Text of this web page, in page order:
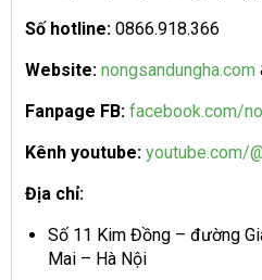
Số hotline: 0866.918.366
Website: nongsandungha.com
Fanpage FB: facebook.com/
Kênh youtube: youtube.com/
Địa chỉ:
Số 11 Kim Đồng – đường
Mai – Hà Nội